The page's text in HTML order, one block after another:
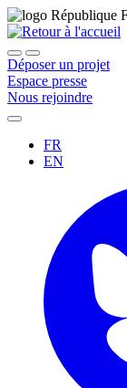
Déposer un projet
Espace presse
Nous rejoindre
FR
EN